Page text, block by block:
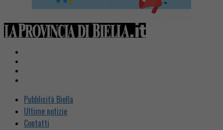
Pubblicità Biella
Ultime notizie
Contatti